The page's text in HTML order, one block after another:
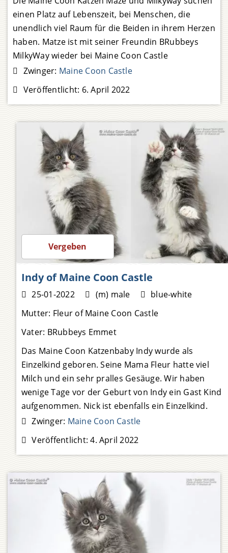
einen Platz auf Lebenszeit, bei Menschen, die
unendlich viel Raum für die Beiden in ihrem Herzen
haben. Matze ist mit seiner Freundin BRubbeys
MilkyWay wieder bei Maine Coon Castle
eingezogen. Das Leben kann ein großes Arschloch
Zwinger: Maine Coon Castle
Veröffentlicht: 6. April 2022
1.800,00
Vergeben
Indy of Maine Coon Castle
25-01-2022 (m) male
blue-white
Mutter: Fleur of Maine Coon Castle
Vater: BRubbeys Emmet
Das Maine Coon Katzenbaby Indy wurde als
Einzelkind geboren. Seine Mama Fleur hatte viel
Milch und ein sehr pralles Gesäuge. Wir haben
wenige Tage vor der Geburt von Indy ein Gast Kind
aufgenommen. Nick ist ebenfalls ein Einzelkind.
Seine Mama Helene ist eine erfahrene, gute
Zwinger: Maine Coon Castle
Veröffentlicht:4. April 2022